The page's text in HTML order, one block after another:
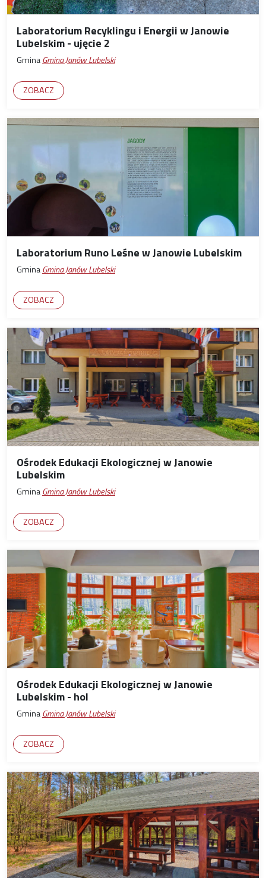
Laboratorium Recyklingu i Energii w Janowie
Lubelskim - ujęcie 2
GminaGmina Janów Lubelski
ZOBACZ
Laboratorium Runo Leśne w Janowie Lubelskim
GminaGmina Janów Lubelski
ZOBACZ
Ośrodek Edukacji Ekologicznej w Janowie
Lubelskim
GminaGmina Janów Lubelski
ZOBACZ
Ośrodek Edukacji Ekologicznej w Janowie
Lubelskim - hol
GminaGmina Janów Lubelski
ZOBACZ